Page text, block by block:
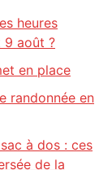
heures
9 août ?
en place
randonnée en
à dos : ces
de la